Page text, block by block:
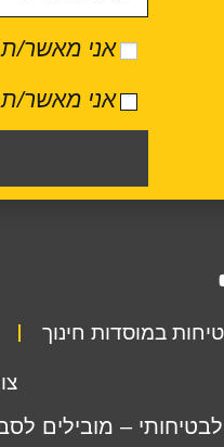
אני מאשר/ת
אני מאשר/
במוסדות חינוך
– מובילים